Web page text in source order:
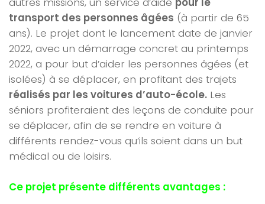
transport des personnes âgées (à partir de 65
ans). Le projet dont le lancement date de janvier
2022, avec un démarrage concret au printemps
2022, a pour but d’aider les personnes âgées (et
isolées) à se déplacer, en profitant des trajets
réalisés par les voitures d’auto-école. Les
séniors profiteraient des leçons de conduite pour
se déplacer, afin de se rendre en voiture à
différents rendez-vous qu’ils soient dans un but
médical ou de loisirs.
Ce projet présente différents avantages :